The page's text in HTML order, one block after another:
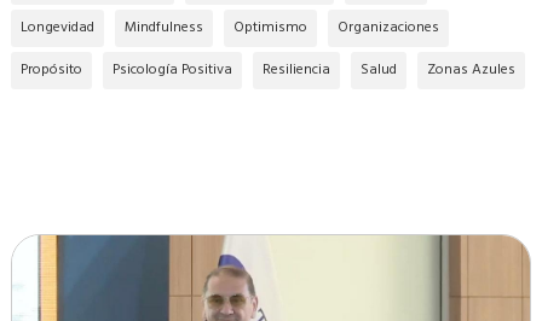
Longevidad
Mindfulness Optimismo
Organizaciones
Propósito
Psicología Positiva Resiliencia Salud Zonas Azules